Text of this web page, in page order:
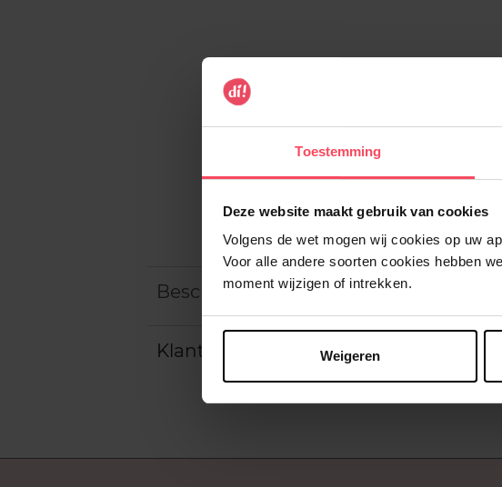
Toestemming
Deze website maakt gebruik van cookies
Volgens de wet mogen wij cookies op uw
Voor alle andere soorten cookies hebben
moment wijzigen of intrekken.
Weigeren
Beschrijving
Klantereview